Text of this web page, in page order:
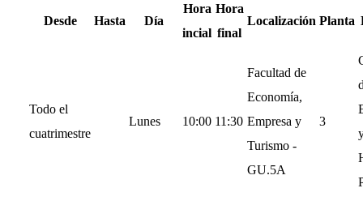
Desde Hasta Día
Hora
incial
Hora
final
Localización Planta
Todo el
cuatrimestre
Lunes 10:00 11:30
Facultad de
Economía,
Empresa y
Turismo -
GU.5A
3